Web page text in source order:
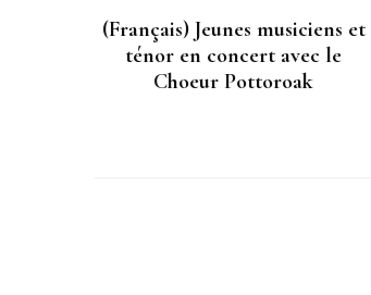
(Français) Jeunes musiciens et
ténor en concert avec le
Choeur Pottoroak